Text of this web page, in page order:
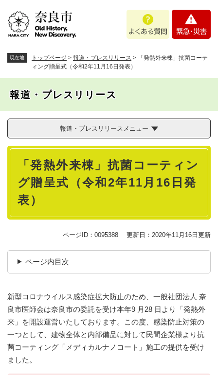
あ
問
・
現在地 トップページ > 報道・プレスリリース >
「発熱外来棟」抗菌コーテ
ィング贈呈式（令和2年11月16日発表）
報道・プレスリリース
報道・プレスリリースメニュー
本
「発熱外来棟」抗菌コーティン
グ贈呈式（令和2年11月16日発
表）
ページID：0095388 更新日：2020年11月16日更新
ページ内目次
新型コロナウイルス感染症拡大防止のため、一般社団法人 奈
良市医師会は奈良市の委託を受け本年9 月28 日より「発熱外
来」を開設運営いたしております。この度、感染防止対策の
一つとして、建物全体と内部備品に対して民間企業様より抗
菌コーティング「メディカルナノコート」施工の提供を受け
ました。